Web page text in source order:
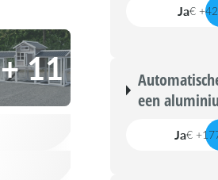
+ 11
Ja€
een
Ja€